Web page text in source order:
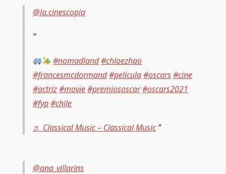
@la.cinescopia
#nomadland#chloezhao
#francesmcdormand#pelicula#oscars#cine
#actriz#movie#premiososcar#oscars2021
#fyp#chile
♬ Classical Music – Classical Music
@ana_villarins